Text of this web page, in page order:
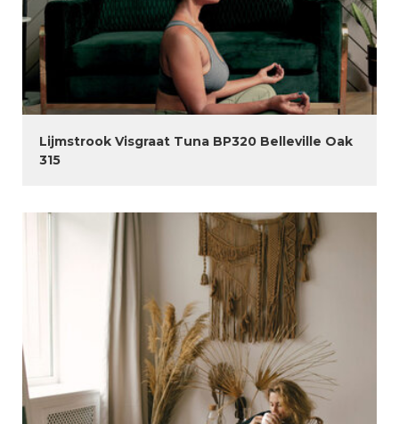
Lijmstrook Visgraat Tuna BP320 Belleville Oak
315